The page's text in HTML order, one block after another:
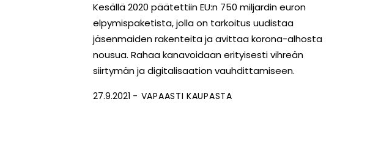
Kesällä 2020 päätettiin EU:n 750 miljardin euron
elpymispaketista, jolla on tarkoitus uudistaa
jäsenmaiden rakenteita ja avittaa korona-alhosta
nousua. Rahaa kanavoidaan erityisesti vihreän
siirtymän ja digitalisaation vauhdittamiseen.
27.9.2021 VAPAASTI KAUPASTA